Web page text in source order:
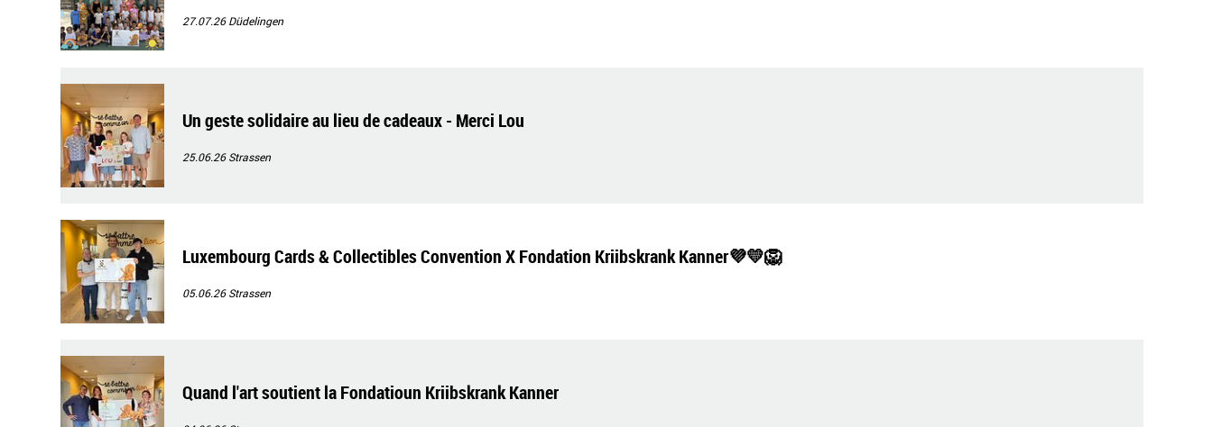
27.07.26Düdelingen
Un geste solidaire au lieu de cadeaux - Merci Lou
25.06.26Strassen
Luxembourg Cards & Collectibles Convention X Fondation Kriibskrank Kanner💜💛🦁
05.06.26Strassen
Quand l'art soutient la Fondatioun Kriibskrank Kanner